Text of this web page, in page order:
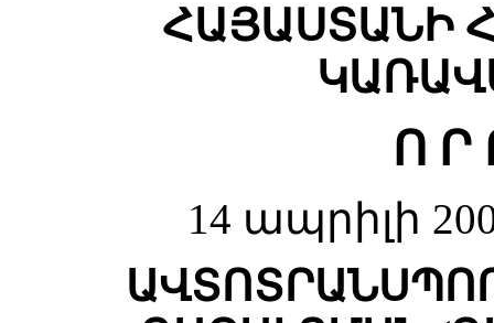
ՀԱՅԱՍՏԱՆԻ
Ո Ր
14 ապրիլի